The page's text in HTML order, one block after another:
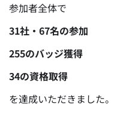
参加者全体で
31社・67名の参加
255のバッジ獲得
34の資格取得
を達成いただきました。